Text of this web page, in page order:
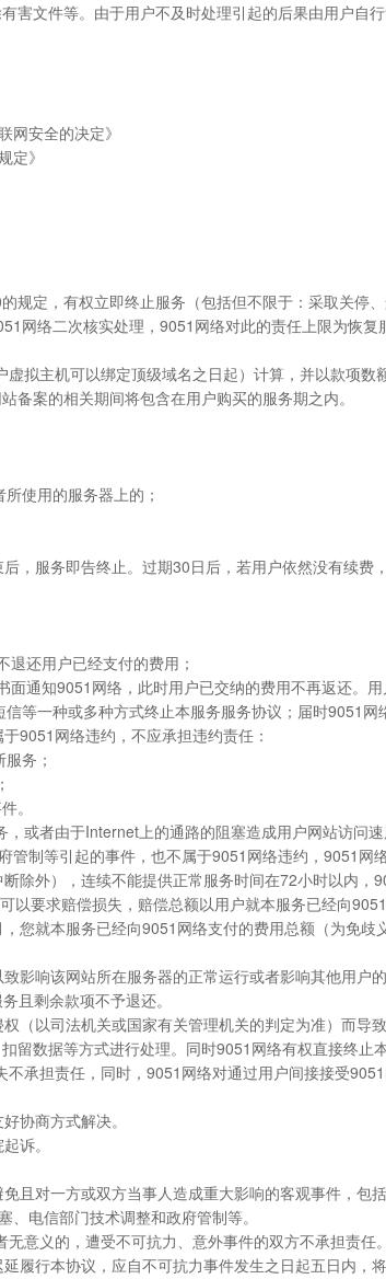
文件等。由于用户不及时处理引起的后果由用户自行
网安全的决定》
定》
规定，有权立即终止服务（包括但不限于：采取关停
网络二次核实处理，9051网络对此的责任上限为恢复
拟主机可以绑定顶级域名之日起）计算，并以款项
备案的相关期间将包含在用户购买的服务期之内。
使用的服务器上的；
，服务即告终止。过期30日后，若用户依然没有续
还用户已经支付的费用；
通知9051网络，此时用户已交纳的费用不再返还。
等一种或多种方式终止本服务服务协议；届时9051网
9051网络违约，不应承担违约责任：
务；
。
或者由于Internet上的通路的阻塞造成用户网站访问
制等引起的事件，也不属于9051网络违约，9051网
除外），连续不能提供正常服务时间在72小时以内
以要求赔偿损失，赔偿总额以用户就本服务已经向
您就本服务已经向9051网络支付的费用总额（为免
影响该网站所在服务器的正常运行或者影响其他用户
且剩余款项不予退还。
（以司法机关或国家有关管理机关的判定为准）而
数据等方式进行处理。同时9051网络有权直接终止
承担责任，同时，9051网络对通过用户间接接受
协商方式解决。
诉。
且对一方或双方当事人造成重大影响的客观事件，
电信部门技术调整和政府管制等。
意义的，遭受不可抗力、意外事件的双方不承担责任。
履行本协议，应自不可抗力事件发生之日起五日内，将